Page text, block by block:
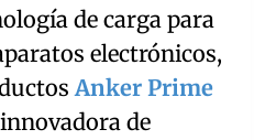
de carga para
electrónicos,
Anker Prime
de